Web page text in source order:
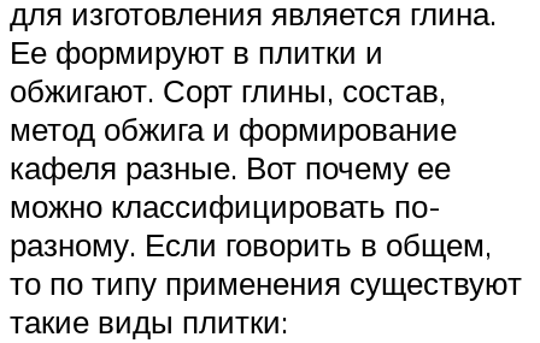
для изготовления является глина.
Ее формируют в плитки и
обжигают. Сорт глины, состав,
метод обжига и формирование
кафеля разные. Вот почему ее
можно классифицировать по-
разному. Если говорить в общем,
то по типу применения существуют
такие виды плитки: